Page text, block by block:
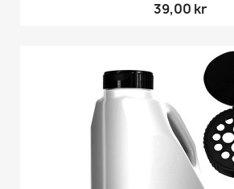
39,00 kr